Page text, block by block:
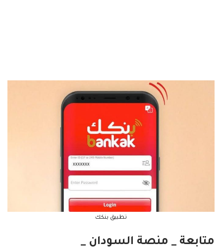
تطبيق بنكك
متابعة _ منصة السودان _